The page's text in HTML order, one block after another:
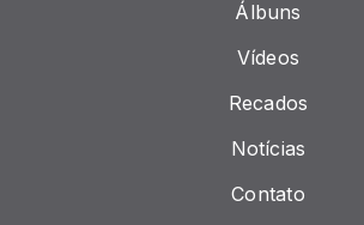
Álbuns
Vídeos
Recados
Notícias
Contato